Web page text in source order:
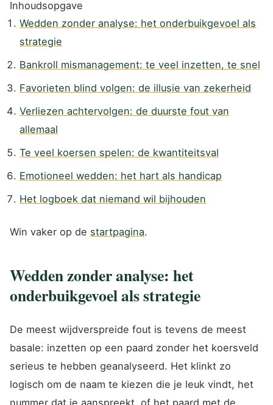
Inhoudsopgave
Wedden zonder analyse: het onderbuikgevoel als
strategie
Bankroll mismanagement: te veel inzetten, te snel
Favorieten blind volgen: de illusie van zekerheid
Verliezen achtervolgen: de duurste fout van
allemaal
Te veel koersen spelen: de kwantiteitsval
Emotioneel wedden: het hart als handicap
Het logboek dat niemand wil bijhouden
Win vaker op de startpagina.
Wedden zonder analyse: het
onderbuikgevoel als strategie
De meest wijdverspreide fout is tevens de meest
basale: inzetten op een paard zonder het koersveld
serieus te hebben geanalyseerd. Het klinkt zo
logisch om de naam te kiezen die je leuk vindt, het
nummer dat je aanspreekt, of het paard met de